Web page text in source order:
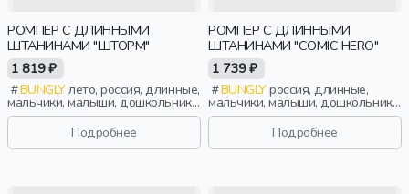
РОМПЕР С ДЛИННЫМИ
ШТАНИНАМИ "ШТОРМ"
1 819 ₽
BUNGLYлето, россия, длинные,
мальчики, малыши, дошкольники,
дети
Подробнее
РОМПЕР С ДЛИННЫМИ
ШТАНИНАМИ "COMIC HERO"
1 739 ₽
BUNGLYроссия, длинные,
мальчики, малыши, дошкольники,
дети
Подробнее